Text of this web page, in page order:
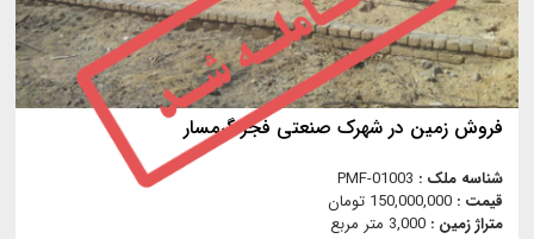
فروش زمين در شهرک صنعتی فجر گرمسار
شناسه ملک : PMF-01003
قیمت : 150,000,000 تومان
متراژ زمین : 3,000 متر مربع